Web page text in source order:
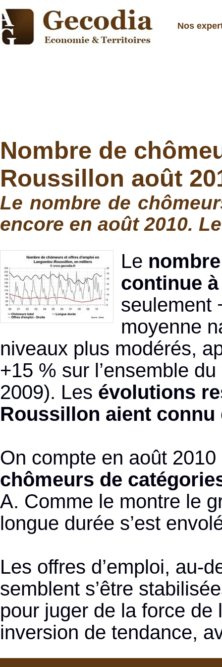
Nos
Nombre de
Roussillon août
Le nombre de
encore en août 2010.
Le
continue
seulement
moyenne
niveaux plus modérés,
+15 % sur l’ensemble
2009). Les évolutions
Roussillon aient connu
On compte en août
chômeurs de
A. Comme le montre le
longue durée s’est
Les offres d’emploi, au-
semblent s’être
pour juger de la force
inversion de tendance,